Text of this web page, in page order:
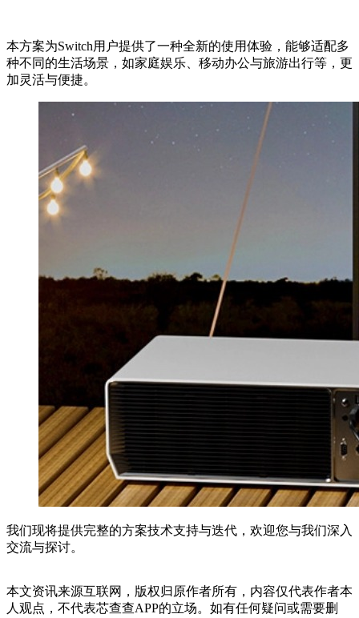
本方案为Switch用户提供了一种全新的使用体验，能够适配多
种不同的生活场景，如家庭娱乐、移动办公与旅游出行等，更
加灵活与便捷。
我们现将提供完整的方案技术支持与迭代，欢迎您与我们深入
交流与探讨。
本文资讯来源互联网，版权归原作者所有，内容仅代表作者本
人观点，不代表芯查查APP的立场。如有任何疑问或需要删